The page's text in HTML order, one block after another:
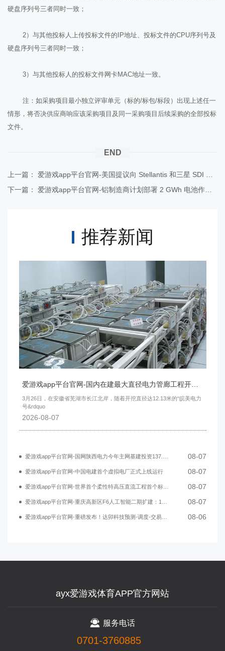
硬盘序列号三者同时一致；
2）与其他投标人上传投标文件的IP地址、投标文件的CPU序列号及
硬盘序列号三者同时一致；
3）与其他投标人的投标文件网卡MAC地址一致。
注：如采购项目最小独立评审单元（标的/标包/标段）出现上述任一
情形，将否决供应商响应该采购项目及同一采购项目后续采购的全部投标
文件。
END
上一篇：
下一篇：
推荐新闻
爱游戏app平台官网-国内在建最大直径电力管廊工程开始盾构掘进
3月26日，在安徽省芜湖市长江北岸，随着开挖直径达12.13米的“皖美电力
号&rdquo
2026-08-07
08-07
爱游戏app平台官网-中国电建首个虚拟电厂正式上线运行 08-07
爱游戏app平台官网-世界首个柔性特高压直流工程首个标段贯通 08-07
08-07
爱游戏app平台官网-重磅发布！达卯科技预测-调度-交易一体化方案，赋能新型电力系统建设 08-06
ayx爱游戏体育APP官方网站
服务电话
0701-3760885